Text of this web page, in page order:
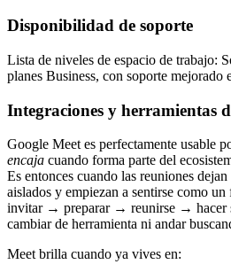
Disponibilidad de soporte
Lista de niveles de espacio de trabajo:
planes Business, con soporte mejorado
Integraciones y herramientas
Google Meet es perfectamente usable
encaja cuando forma parte del
Es entonces cuando las reuniones
aislados y empiezan a sentirse como
invitar → preparar → reunirse → hacer
cambiar de herramienta ni andar
Meet brilla cuando ya vives en: